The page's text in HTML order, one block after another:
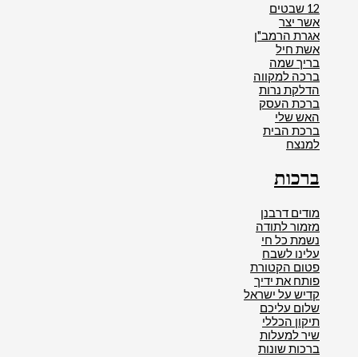
12 שבטים
אשר יצר
אגרת הרמב"ן
אשת חיל
בריך שמה
ברכה למקווה
הדלקת נרות
ברכת העסק
האש שלי
ברכת הבית
למנצח
ברכות
מודים דרבנן
מזמור לתודה
נשמת כל חי
עלינו לשבח
פטום הקטורת
פותח את ידיך
קדיש על ישראל
שלום עליכם
תיקון הכללי
שיר למעלות
ברכות שונות